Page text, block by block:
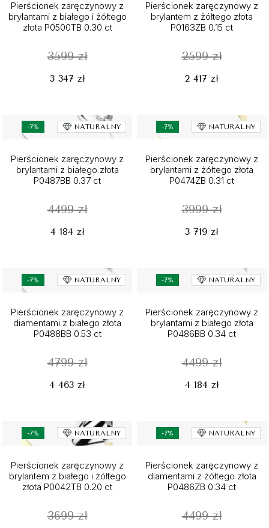
Pierścionek zaręczynowy z
brylantami z białego i żółtego
złota P0500TB 0.30 ct
3599 zł
3 347 zł
Pierścionek zaręczynowy z
brylantem z żółtego złota
P0163ZB 0.15 ct
2599 zł
2 417 zł
-7% NATURALNY
Pierścionek zaręczynowy z
brylantami z białego złota
P0487BB 0.37 ct
4499 zł
4 184 zł
-7% NATURALNY
Pierścionek zaręczynowy z
brylantami z żółtego złota
P0474ZB 0.31 ct
3999 zł
3 719 zł
-7% NATURALNY
Pierścionek zaręczynowy z
diamentami z białego złota
P0488BB 0.53 ct
4799 zł
4 463 zł
-7% NATURALNY
Pierścionek zaręczynowy z
brylantami z białego złota
P0486BB 0.34 ct
4499 zł
4 184 zł
-7% NATURALNY
Pierścionek zaręczynowy z
brylantem z białego i żółtego
złota P0042TB 0.20 ct
3699 zł
-7% NATURALNY
Pierścionek zaręczynowy z
diamentami z żółtego złota
P0486ZB 0.34 ct
4499 zł